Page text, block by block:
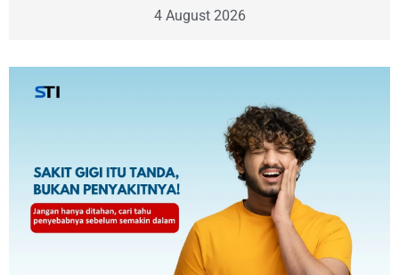
4 August 2026